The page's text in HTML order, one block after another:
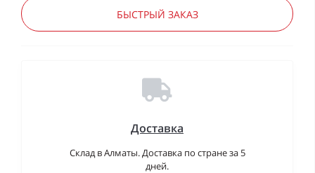
БЫСТРЫЙ ЗАКАЗ
Доставка
Склад в Алматы. Доставка по стране за 5
дней.